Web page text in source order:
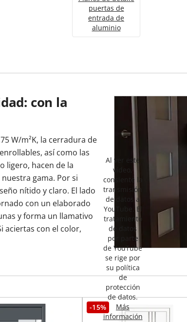
puertas de
entrada de
aluminio
con la
W/m²K, la cerradura de
así como las
ligero, hacen de la
gama. Por si
nítido y claro. El lado
con un elaborado
y forma un llamativo
aciertas con el color,
Al ver este
vídeo,
consiente la
transmisión
de datos a
YouTube. El
tratamiento
de datos
por parte
de YouTube
se rige por
su política
de
protección
de datos.
Más
información
-15%